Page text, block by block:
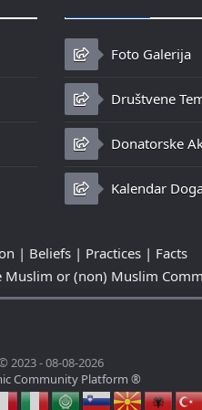
Foto Galerija
Društvene
Donatorske
Kalendar
| Beliefs | Practices | Facts
Muslim or (non) Muslim
2023 - 08-08-2026
Community Platform ®